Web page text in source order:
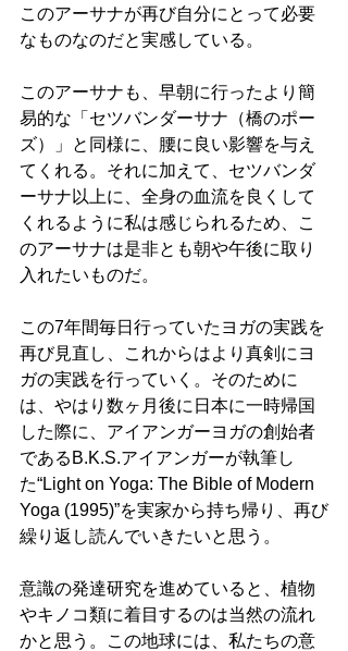
このアーサナが再び自分にとって必要
なものなのだと実感している。
このアーサナも、早朝に行ったより簡
易的な「セツバンダーサナ（橋のポー
ズ）」と同様に、腰に良い影響を与え
てくれる。それに加えて、セツバンダ
ーサナ以上に、全身の血流を良くして
くれるように私は感じられるため、こ
のアーサナは是非とも朝や午後に取り
入れたいものだ。
この7年間毎日行っていたヨガの実践を
再び見直し、これからはより真剣にヨ
ガの実践を行っていく。そのために
は、やはり数ヶ月後に日本に一時帰国
した際に、アイアンガーヨガの創始者
であるB.K.S.アイアンガーが執筆し
た“Light on Yoga: The Bible of Modern
Yoga (1995)”を実家から持ち帰り、再び
繰り返し読んでいきたいと思う。
意識の発達研究を進めていると、植物
やキノコ類に着目するのは当然の流れ
かと思う。この地球には、私たちの意